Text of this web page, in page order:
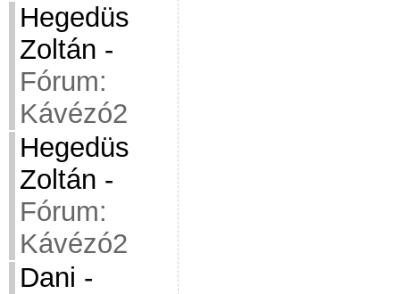
Hegedüs
Zoltán -
Fórum:
Kávézó2
Hegedüs
Zoltán -
Fórum:
Kávézó2
Dani -